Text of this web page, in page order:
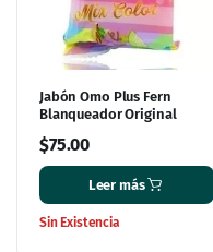
Jabón Omo Plus Fern
Blanqueador Original
$75.00
Leer más
Sin Existencia